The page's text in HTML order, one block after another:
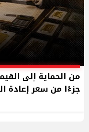
من الحماية إلى
جزءًا من سعر إعادة